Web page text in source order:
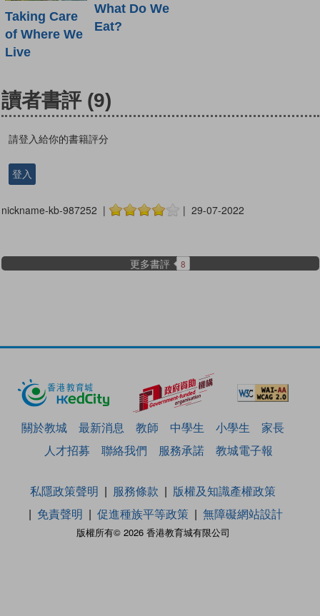
Taking Care
of Where We
Live
What Do We
Eat?
讀者書評 (9)
請登入給你的書籍評分
登入
nickname-kb-987252 | | 29-07-2022
更多書評 8
關於教城 最新消息 教師 中學生 小學生
家長
人才招募
聯絡我們 服務承諾 教城電子報
版權所有© 2026 香港教育城有限公司
私隱政策聲明 服務條款
版權及知識產權政策
免責聲明
促進種族平等政策 無障礙網站設計